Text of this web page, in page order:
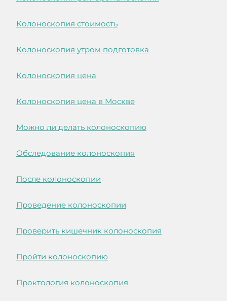
Колоноскопия стоимость
Колоноскопия утром подготовка
Колоноскопия цена
Колоноскопия цена в Москве
Можно ли делать колоноскопию
Обследование колоноскопия
После колоноскопии
Проведение колоноскопии
Проверить кишечник колоноскопия
Пройти колоноскопию
Проктология колоноскопия